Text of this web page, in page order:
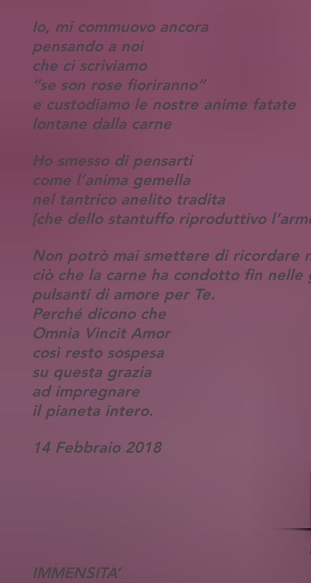
Io, mi commuovo ancora
pensando a noi
che ci scriviamo
“se son rose fioriranno”
e custodiamo le nostre anime fatate
lontane dalla carne
Ho smesso di pensarti
come l’anima gemella
nel tantrico anelito tradita
[che dello stantuffo riproduttivo
Non potrò mai smettere di ricordare
ciò che la carne ha condotto fin nelle
pulsanti di amore per Te.
Perché dicono che
Omnia Vincit Amor
così resto sospesa
su questa grazia
ad impregnare
il pianeta intero.
14 Febbraio 2018
IMMENSITA’